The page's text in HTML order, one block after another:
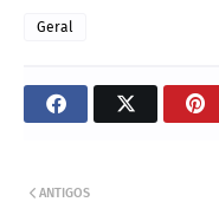
Geral
ANTIGOS